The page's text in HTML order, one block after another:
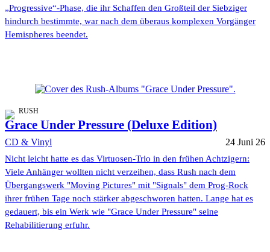
„Progressive“-Phase, die ihr Schaffen den Großteil der Siebziger
hindurch bestimmte, war nach dem überaus komplexen Vorgänger
Hemispheres beendet.
RUSH
Grace Under Pressure (Deluxe Edition)
CD & Vinyl 24 Juni 26
Nicht leicht hatte es das Virtuosen-Trio in den frühen Achtzigern:
Viele Anhänger wollten nicht verzeihen, dass Rush nach dem
Übergangswerk "Moving Pictures" mit "Signals" dem Prog-Rock
ihrer frühen Tage noch stärker abgeschworen hatten. Lange hat es
gedauert, bis ein Werk wie "Grace Under Pressure" seine
Rehabilitierung erfuhr.